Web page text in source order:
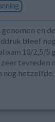
genomen en
bleef
10/2,5/5
zeer tevreden
nog hetzelfde.